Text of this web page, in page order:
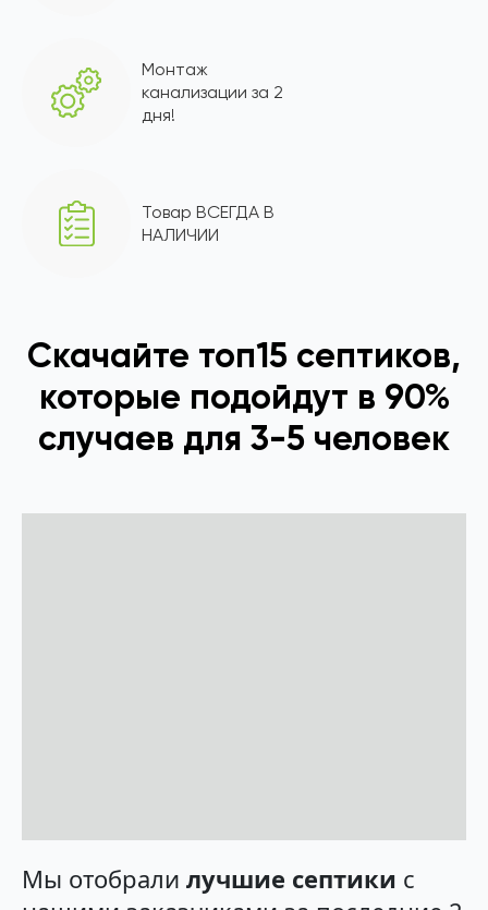
Монтаж
канализации за 2
дня!
Товар ВСЕГДА В
НАЛИЧИИ
Скачайте топ15 септиков,
которые подойдут в 90%
случаев для 3-5 человек
Мы отобрали лучшие септики с